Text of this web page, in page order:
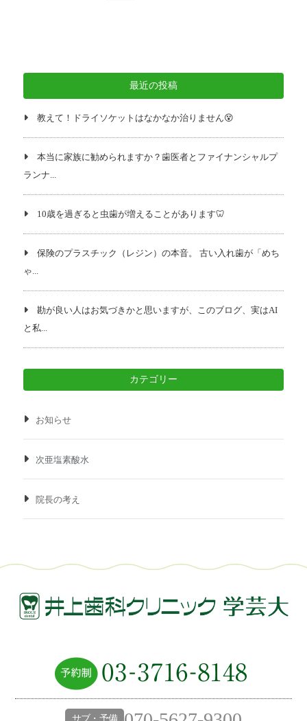
最近の投稿
教えて！ドライソケットはなかなか治りません😵
本当に家族に勧められますか？歯医者とファイナンシャルプ
ランナ...
10歳を過ぎると虫歯が増えることがあります🦷
保険のプラスチック（レジン）の本音。 古い入れ歯が「めち
ゃ...
勘が良い人はお気づきかと思いますが、このブログ、実はAI
と私...
カテゴリー
お知らせ
次亜塩素酸水
院長の考え
サブ・予備